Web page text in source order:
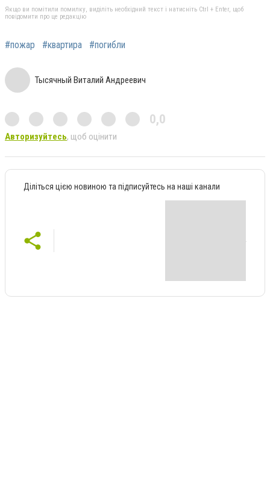
Якщо ви помітили помилку, виділіть необхідний текст і натисніть Ctrl + Enter, щоб
повідомити про це редакцію
#пожар #квартира #погибли
Тысячный Виталий Андреевич
0,0
Авторизуйтесь, щоб оцінити
Діліться цією новиною та підписуйтесь на наші канали